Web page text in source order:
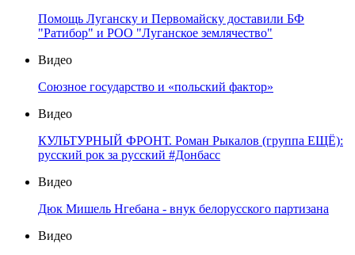
Помощь Луганску и Первомайску доставили БФ
"Ратибор" и РОО "Луганское землячество"
Видео
Союзное государство и «польский фактор»
Видео
КУЛЬТУРНЫЙ ФРОНТ. Роман Рыкалов (группа ЕЩЁ):
русский рок за русский #Донбасс
Видео
Дюк Мишель Нгебана - внук белорусского партизана
Видео